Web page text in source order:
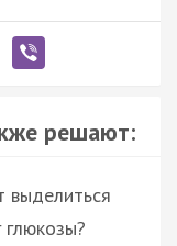
решают:
выделиться